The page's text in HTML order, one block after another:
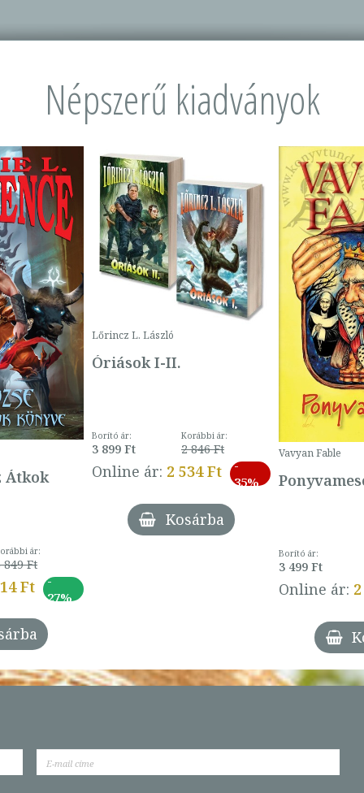
Népszerű kiadványok
Átkok
ár:
849 Ft
Ft
-
27%
Lőrincz L. László
Óriások I-II.
Borító ár:
3 899 Ft
Korábbi ár:
2 846 Ft
Online ár: 2 534 Ft
-
35%
Kosárba
Vavyan Fable
Borító ár:
3 499 Ft
Online ár: